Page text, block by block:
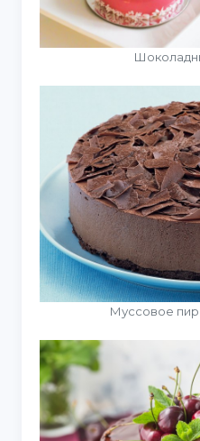
Муссовое